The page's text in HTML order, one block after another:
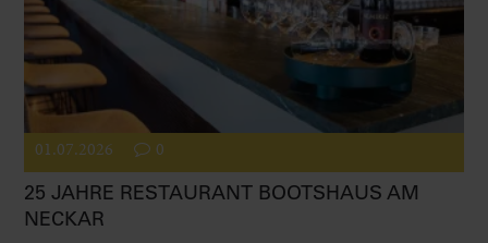
01.07.2026 0
25 JAHRE RESTAURANT BOOTSHAUS AM
NECKAR